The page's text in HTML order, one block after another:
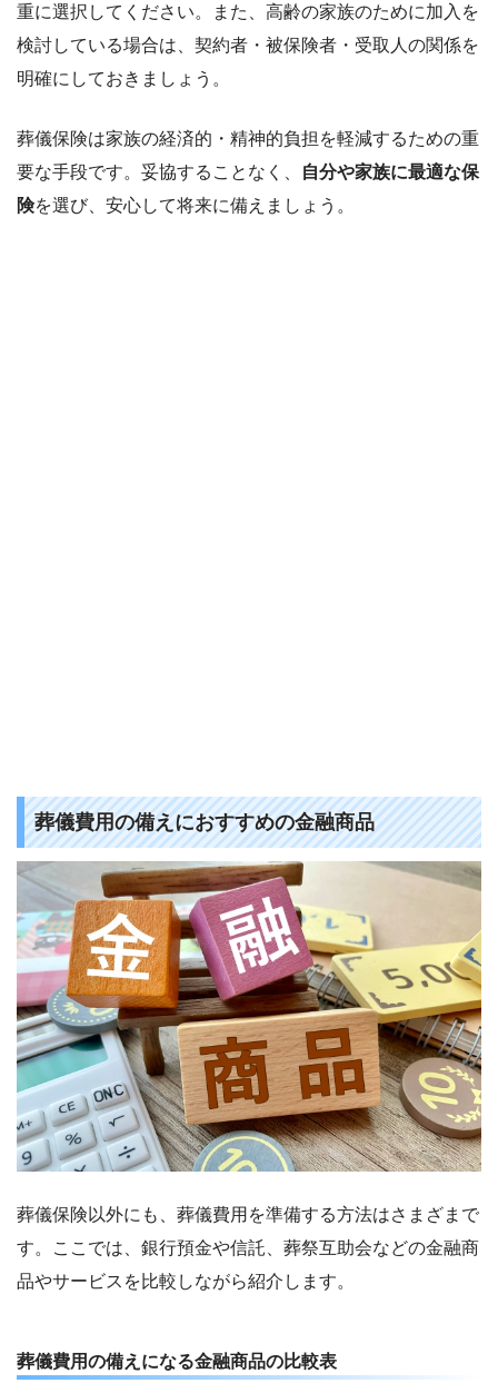
重に選択してください。また、高齢の家族のために加入を
検討している場合は、契約者・被保険者・受取人の関係を
明確にしておきましょう。
葬儀保険は家族の経済的・精神的負担を軽減するための重
要な手段です。妥協することなく、
自分や家族に最適な保
険を選び、安心して将来に備えましょう。
葬儀費用の備えにおすすめの金融商品
葬儀保険以外にも、葬儀費用を準備する方法はさまざまで
す。ここでは、銀行預金や信託、葬祭互助会などの金融商
品やサービスを比較しながら紹介します。
葬儀費用の備えになる金融商品の比較表